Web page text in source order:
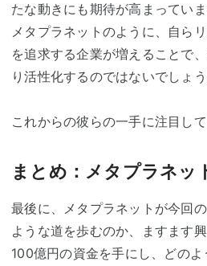
たな動きにも期待が高まっていま
メタプラネットのように、自ら
を追求する企業が増えることで
り活性化するのではないでしょう
これからの彼らの一手に注目し
まとめ：メタプラネッ
最後に、メタプラネットが今回
ような道を歩むのか、ますます
100億円の資金を手にし、どのよ